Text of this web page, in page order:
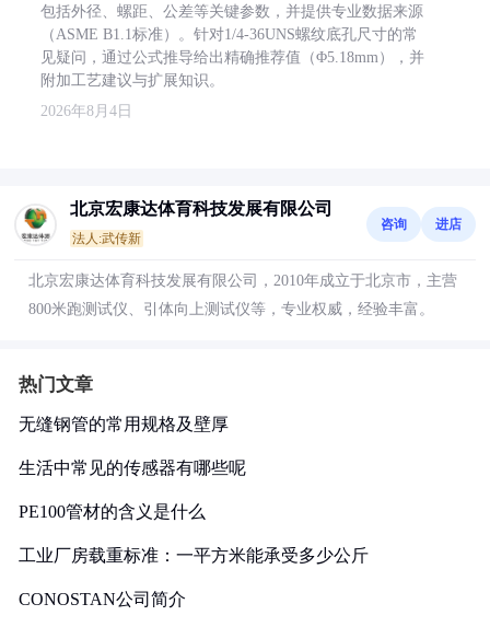
包括外径、螺距、公差等关键参数，并提供专业数据来源
（ASME B1.1标准）。针对1/4-36UNS螺纹底孔尺寸的常
见疑问，通过公式推导给出精确推荐值（Φ5.18mm），并
附加工艺建议与扩展知识。
2026年8月4日
北京宏康达体育科技发展有限公司
法人:武传新
咨询 进店
北京宏康达体育科技发展有限公司，2010年成立于北京市，主营
800米跑测试仪、引体向上测试仪等，专业权威，经验丰富。
热门文章
无缝钢管的常用规格及壁厚
生活中常见的传感器有哪些呢
PE100管材的含义是什么
工业厂房载重标准：一平方米能承受多少公斤
CONOSTAN公司简介